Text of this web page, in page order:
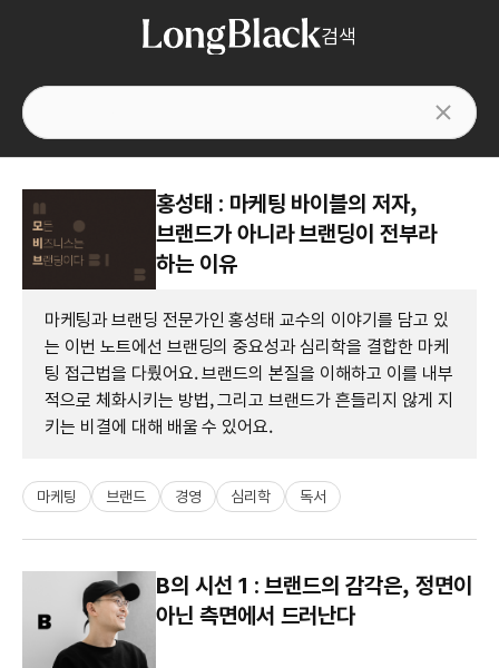
검색
홍성태 : 마케팅 바이블의 저자,
브랜드가 아니라 브랜딩이 전부라
하는 이유
마케팅과 브랜딩 전문가인 홍성태 교수의 이야기를 담고 있
는 이번 노트에선 브랜딩의 중요성과 심리학을 결합한 마케
팅 접근법을 다뤘어요. 브랜드의 본질을 이해하고 이를 내부
적으로 체화시키는 방법, 그리고 브랜드가 흔들리지 않게 지
키는 비결에 대해 배울 수 있어요.
마케팅 브랜드 경영 심리학 독서
B의 시선 1 : 브랜드의 감각은, 정면이
아닌 측면에서 드러난다